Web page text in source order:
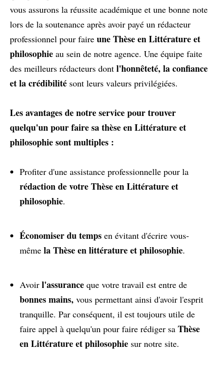
vous assurons la réussite académique et une bonne note
lors de la soutenance après avoir payé un rédacteur
professionnel pour faire une Thèse en Littérature et
philosophie au sein de notre agence. Une équipe faite
des meilleurs rédacteurs dont l'honnêteté, la confiance
et la crédibilité sont leurs valeurs privilégiées.
Les avantages de notre service pour trouver
quelqu'un pour faire sa thèse en Littérature et
philosophie sont multiples :
Profiter d'une assistance professionnelle pour la
rédaction de votre Thèse en Littérature et
philosophie.
Économiser du temps en évitant d'écrire vous-
même la Thèse en littérature et philosophie.
Avoir l'assurance que votre travail est entre de
bonnes mains, vous permettant ainsi d'avoir l'esprit
tranquille. Par conséquent, il est toujours utile de
faire appel à quelqu'un pour faire rédiger sa Thèse
en Littérature et philosophie sur notre site.